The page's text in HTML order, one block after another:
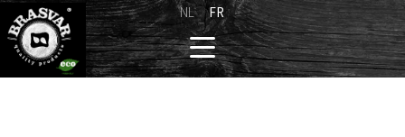
NL FR